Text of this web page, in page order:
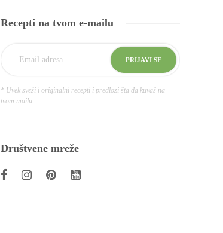
Recepti na tvom e-mailu
* Uvek sveži i originalni recepti i predlozi šta da kuvaš na
tvom mailu
Društvene mreže